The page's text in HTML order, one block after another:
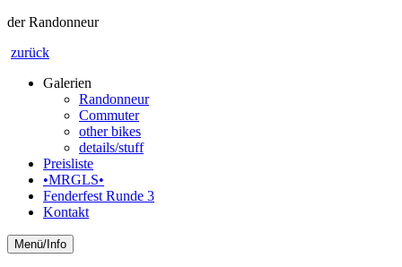
der Randonneur
zurück
Galerien
Randonneur
Commuter
other bikes
details/stuff
Preisliste
•MRGLS•
Fenderfest Runde 3
Kontakt
Info